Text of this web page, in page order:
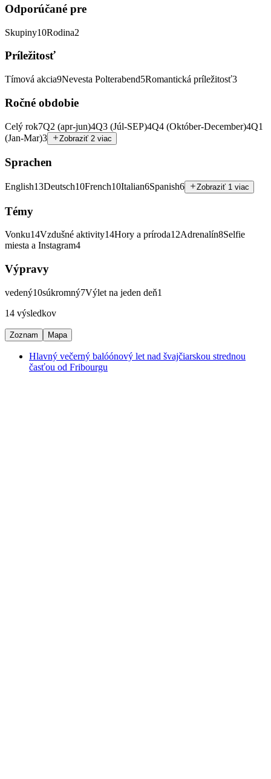
Odporúčané pre
Skupiny10Rodina2
Príležitosť
Tímová akcia9Nevesta Polterabend5Romantická príležitosť3
Ročné obdobie
Celý rok7Q2 (apr-jun)4Q3 (Júl-SEP)4Q4 (Október-December)4Q1
(Jan-Mar)3 Zobraziť 2 viac
Sprachen
English13Deutsch10French10Italian6Spanish6 Zobraziť 1 viac
Témy
Vonku14Vzdušné aktivity14Hory a príroda12Adrenalín8Selfie
miesta a Instagram4
Výpravy
vedený10súkromný7Výlet na jeden deň1
14 výsledkov
Zoznam Mapa
Hlavný večerný balóónový let nad švajčiarskou strednou
časťou od Fribourgu